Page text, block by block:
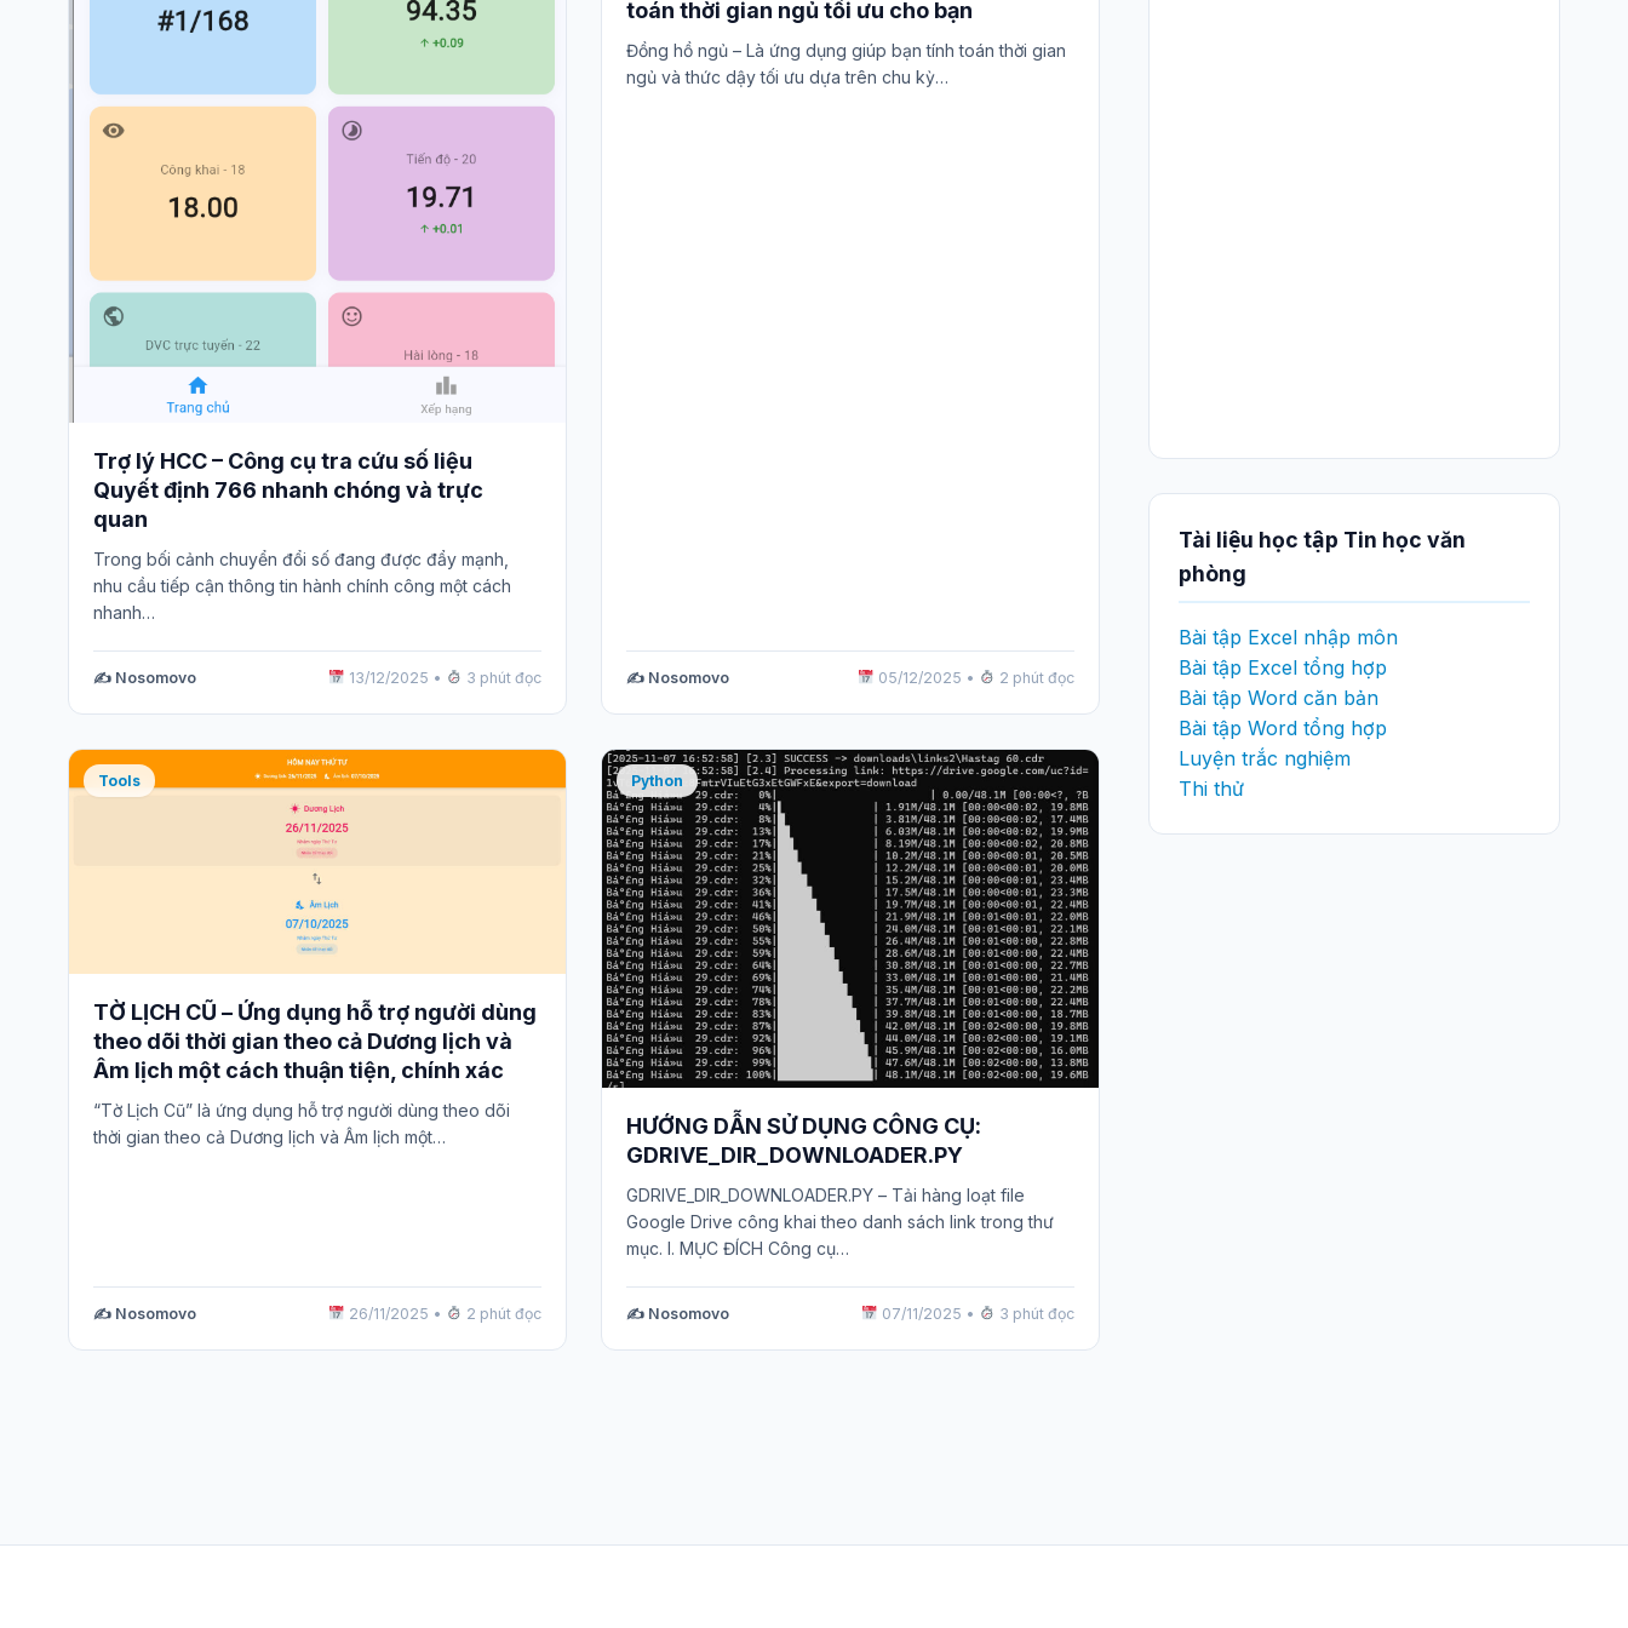
Trợ lý HCC – Công cụ tra cứu số liệu
Quyết định 766 nhanh chóng và trực
quan
Trong bối cảnh chuyển đổi số đang được đẩy mạnh,
nhu cầu tiếp cận thông tin hành chính công một cách
nhanh…
✍️ Nosomovo 13/12/2025 • 3 phút đọc
toán thời gian ngủ tối ưu cho bạn
Đồng hồ ngủ – Là ứng dụng giúp bạn tính toán thời gian
ngủ và thức dậy tối ưu dựa trên chu kỳ…
✍️ Nosomovo 05/12/2025 • 2 phút đọc
Tools
TỜ LỊCH CŨ – Ứng dụng hỗ trợ người dùng
theo dõi thời gian theo cả Dương lịch và
Âm lịch một cách thuận tiện, chính xác
“Tờ Lịch Cũ” là ứng dụng hỗ trợ người dùng theo dõi
thời gian theo cả Dương lịch và Âm lịch một…
✍️ Nosomovo 26/11/2025 • 2 phút đọc
Python
HƯỚNG DẪN SỬ DỤNG CÔNG CỤ:
GDRIVE_DIR_DOWNLOADER.PY
GDRIVE_DIR_DOWNLOADER.PY – Tải hàng loạt file
Google Drive công khai theo danh sách link trong thư
mục. I. MỤC ĐÍCH Công cụ…
✍️ Nosomovo 07/11/2025 • 3 phút đọc
Tài liệu học tập Tin học văn
phòng
Bài tập Excel nhập môn
Bài tập Excel tổng hợp
Bài tập Word căn bản
Bài tập Word tổng hợp
Luyện trắc nghiệm
Thi thử